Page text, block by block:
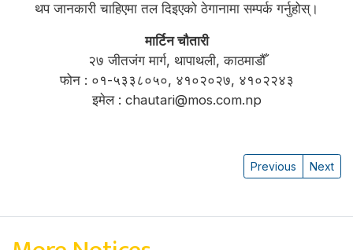
थप जानकारी चाहिएमा तल दिइएको ठेगानामा सम्पर्क गर्नुहोस्।
मार्टिन चौतारी
२७ जीतजंग मार्ग, थापाथली, काठमाडौँ
फोन : ०१-५३३८०५०, ४१०२०२७, ४१०२२४३
इमेल : chautari@mos.com.np
Previous Next